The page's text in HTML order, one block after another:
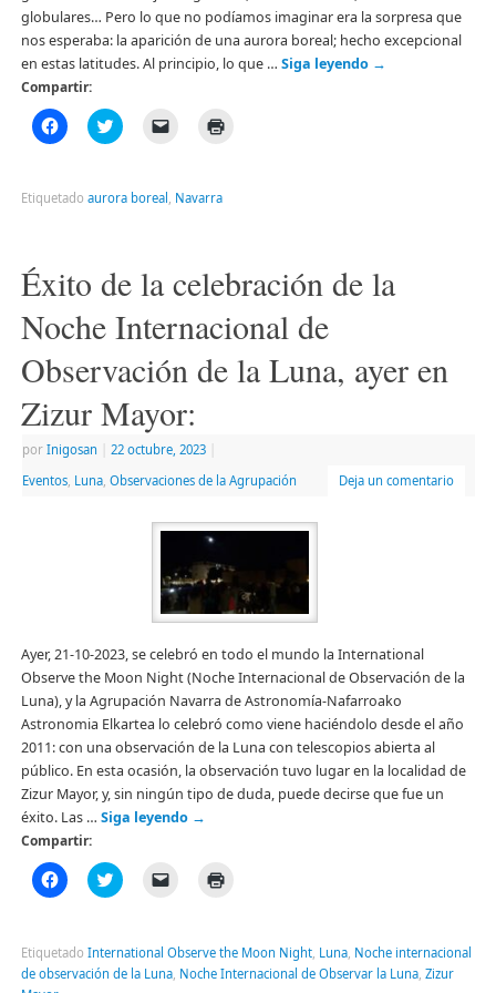
globulares… Pero lo que no podíamos imaginar era la sorpresa que
nos esperaba: la aparición de una aurora boreal; hecho excepcional
en estas latitudes. Al principio, lo que … Siga leyendo →
Compartir:
Haz
clic
Facebook
(Se
nueva)
Haz
clic
Twitter
(Se
nueva)
enlace
por
amigo
(Se
en
una
nueva)
Etiquetado aurora boreal , Navarra
Éxito de la celebración de la
Noche Internacional de
Observación de la Luna, ayer en
Zizur Mayor:
por Inigosan 22 octubre, 2023
Eventos, Luna, Observaciones de la Agrupación Deja un comentario
Ayer, 21-10-2023, se celebró en todo el mundo la International
Observe the Moon Night (Noche Internacional de Observación de la
Luna), y la Agrupación Navarra de Astronomía-Nafarroako
Astronomia Elkartea lo celebró como viene haciéndolo desde el año
2011: con una observación de la Luna con telescopios abierta al
público. En esta ocasión, la observación tuvo lugar en la localidad de
Zizur Mayor, y, sin ningún tipo de duda, puede decirse que fue un
éxito. Las … Siga leyendo →
Compartir:
Haz
clic
Facebook
(Se
abre
Haz
clic
Twitter
(Se
abre
enlace
por
correo
abre
en
una
Etiquetado International Observe the Moon Night, Luna, Noche internacional
de observación de la Luna, Noche Internacional de Observar la Luna, Zizur